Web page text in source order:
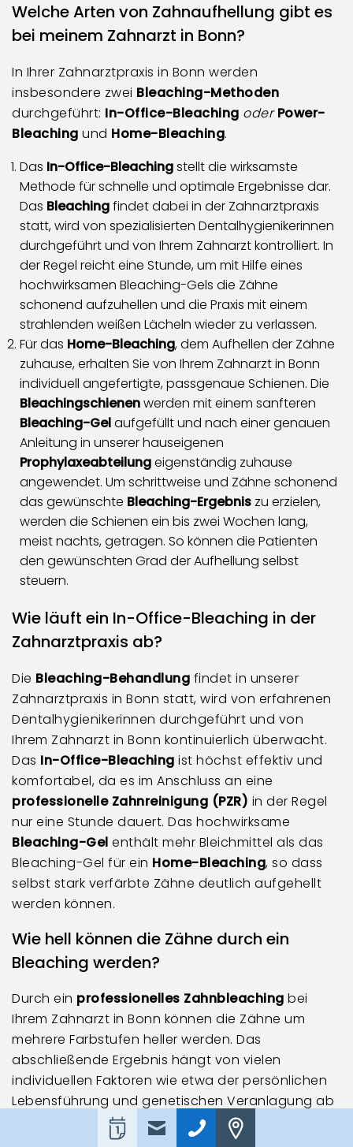
Welche Arten von Zahnaufhellung gibt es
bei meinem Zahnarzt in Bonn?
In Ihrer Zahnarztpraxis in Bonn werden
insbesondere zwei Bleaching-Methoden
durchgeführt: In-Office-Bleaching oder Power-
Bleaching und Home-Bleaching.
Das In-Office-Bleachingstellt die wirksamste
Methode für schnelle und optimale Ergebnisse dar.
Das Bleachingfindet dabei in der Zahnarztpraxis
statt, wird von spezialisierten Dentalhygienikerinnen
durchgeführt und von Ihrem Zahnarzt kontrolliert. In
der Regel reicht eine Stunde, um mit Hilfe eines
hochwirksamen Bleaching-Gels die Zähne
schonend aufzuhellen und die Praxis mit einem
strahlenden weißen Lächeln wieder zu verlassen.
Für das Home-Bleaching, dem Aufhellen der Zähne
zuhause, erhalten Sie von Ihrem Zahnarzt in Bonn
individuell angefertigte, passgenaue Schienen. Die
Bleachingschienenwerden mit einem sanfteren
Bleaching-Gelaufgefüllt und nach einer genauen
Anleitung in unserer hauseigenen
Prophylaxeabteilungeigenständig zuhause
angewendet. Um schrittweise und Zähne schonend
das gewünschte Bleaching-Ergebnis zu erzielen,
werden die Schienen ein bis zwei Wochen lang,
meist nachts, getragen. So können die Patienten
den gewünschten Grad der Aufhellung selbst
steuern.
Wie läuft ein In-Office-Bleaching in der
Zahnarztpraxis ab?
Die Bleaching-Behandlung findet in unserer
Zahnarztpraxis in Bonn statt, wird von erfahrenen
Dentalhygienikerinnen durchgeführt und von
Ihrem Zahnarzt in Bonn kontinuierlich überwacht.
Das In-Office-Bleaching ist höchst effektiv und
komfortabel, da es im Anschluss an eine
professionelle Zahnreinigung (PZR) in der Regel
nur eine Stunde dauert. Das hochwirksame
Bleaching-Gel enthält mehr Bleichmittel als das
Bleaching-Gel für ein Home-Bleaching, so dass
selbst stark verfärbte Zähne deutlich aufgehellt
werden können.
Wie hell können die Zähne durch ein
Bleaching werden?
Durch ein professionelles Zahnbleaching bei
Ihrem Zahnarzt in Bonn können die Zähne um
mehrere Farbstufen heller werden. Das
abschließende Ergebnis hängt von vielen
individuellen Faktoren wie etwa der persönlichen
Lebensführung und genetischen Veranlagung ab
und kann daher nicht genau prognostiziert